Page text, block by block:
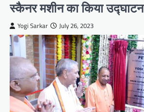
स्कैनर मशीन का किया उद्घाटन
Yogi Sarkar July 26, 2023